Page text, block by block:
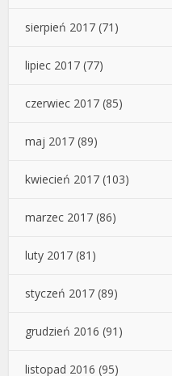
sierpień 2017 (71)
lipiec 2017 (77)
czerwiec 2017 (85)
maj 2017 (89)
kwiecień 2017 (103)
marzec 2017 (86)
luty 2017 (81)
styczeń 2017 (89)
grudzień 2016 (91)
listopad 2016 (95)